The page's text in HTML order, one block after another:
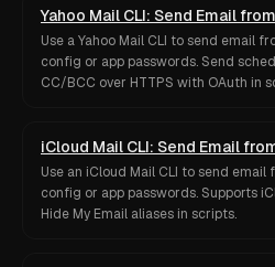
Yahoo Mail CLI: Send Email
Use a Yahoo Mail CLI to send email
config or app passwords. Send
CC/BCC over HTTPS with OAuth in
iCloud Mail CLI: Send Email
Use an iCloud Mail CLI to send
config or app passwords. Supports
Hide My Email aliases in scripts.